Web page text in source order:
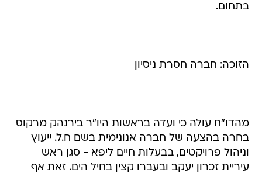
בתחום.
הזוכה: חברה חסרת ניסיון
מהדו"ח עולה כי ועדה בראשות היו"ר בירנהק מרקוס
בחרה בהצעה של חברה אנונימית בשם ח.ל. ייעוץ
וניהול פרויקטים, בבעלות חיים ליפא - סגן ראש
עיריית זכרון יעקב ובעברו קצין בחיל הים. זאת אף